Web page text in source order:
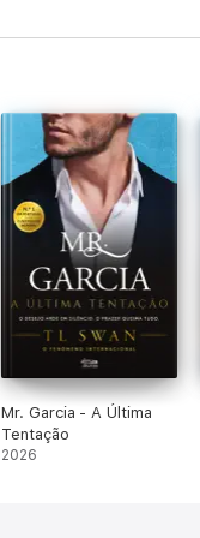
Mr. Garcia - A Última
Tentação
2026